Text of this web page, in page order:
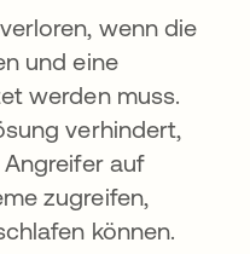
wenn die
und eine
werden muss.
verhindert,
auf
zugreifen,
können.